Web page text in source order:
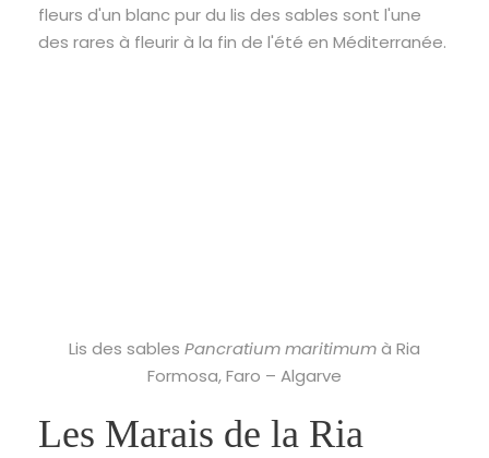
fleurs d'un blanc pur du lis des sables sont l'une
des rares à fleurir à la fin de l'été en Méditerranée.
Lis des sables Pancratium maritimumà Ria
Formosa, Faro – Algarve
Les Marais de la Ria